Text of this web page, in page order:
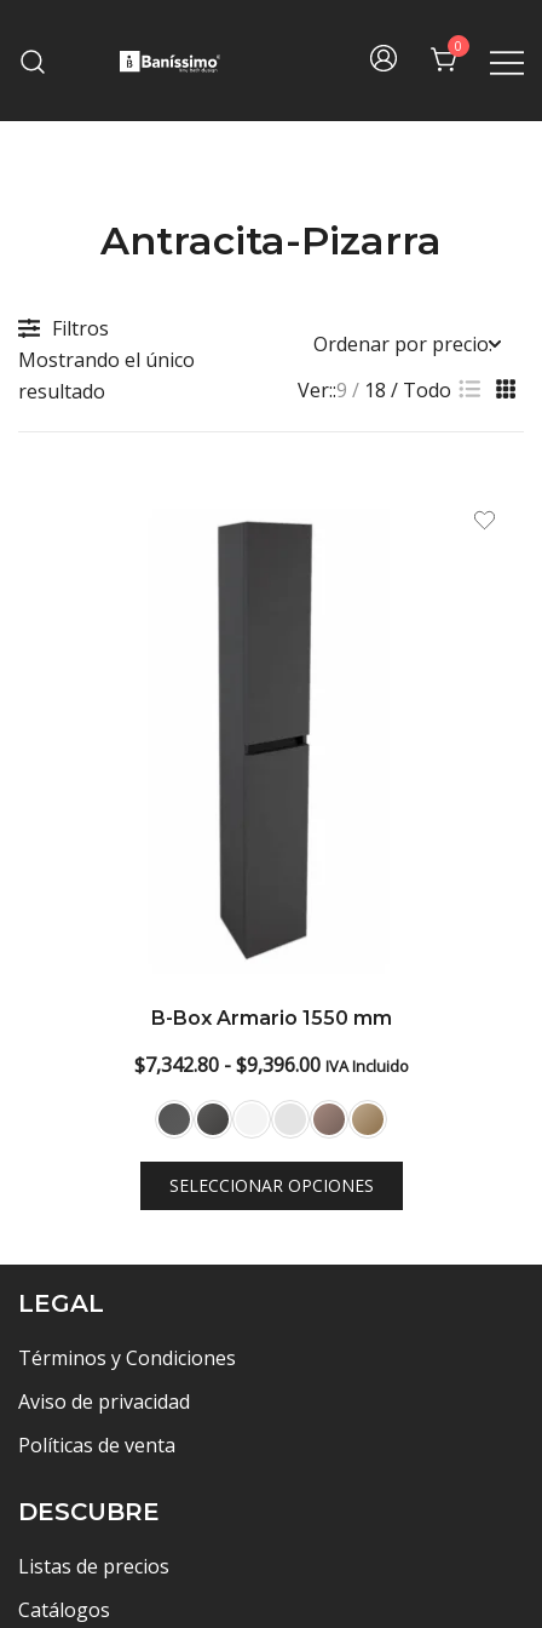
content
0
Antracita-Pizarra
Filtros
Mostrando el único
resultado
Ver::9 18 Todo
B-Box Armario 1550 mm
$7,342.80 - $9,396.00Rango
de
precios:
desde
$7,342.80
IVA Incluido
SELECCIONAR OPCIONES
LEGAL
Términos y Condiciones
Aviso de privacidad
Políticas de venta
DESCUBRE
Listas de precios
Catálogos